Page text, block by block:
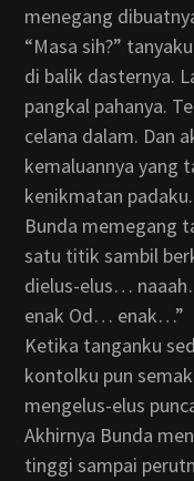
menegang
“Masa sih?” tanyaku sambil meraba-raba paha Bunda
di balik dasternya.
pangkal pahanya.
celana dalam. Dan
kemaluannya yang
kenikmatan padaku.
Bunda memegang tanganku, lalu mengarahkan ke
satu titik sambil
dielus-elus…
enak Od… enak…”
Ketika tanganku sedang mnengelus-elus itil Bunda,
kontolku pun
mengelus-elus
Akhirnya Bunda menyingkapkan dasternya tinggi-
tinggi sampai